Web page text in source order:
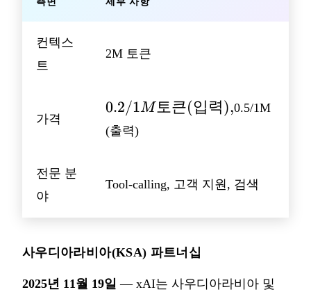
컨텍스
트
2M 토큰
가격
0.2/1M
토큰
(입력),
0.2/1M토큰(입력),0.5/1M
(출력)
전문 분
야
Tool-calling, 고객 지원, 검색
사우디아라비아(KSA) 파트너십
2025년 11월 19일 — xAI는 사우디아라비아 및